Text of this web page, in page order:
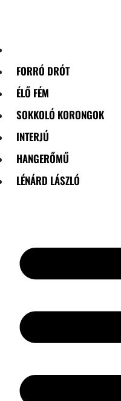
FORRÓ DRÓT
ÉLŐ FÉM
SOKKOLÓ KORONGOK
INTERJÚ
HANGERŐMŰ
LÉNÁRD LÁSZLÓ